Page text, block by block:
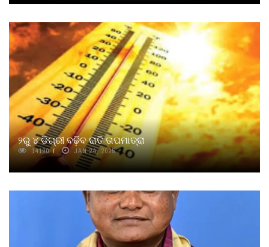
୨ରୁ ୪ ଡିଗ୍ରୀ ବଢ଼ିବ ରାତି ତାପମାତ୍ରା
14190 JAN 24, 2025